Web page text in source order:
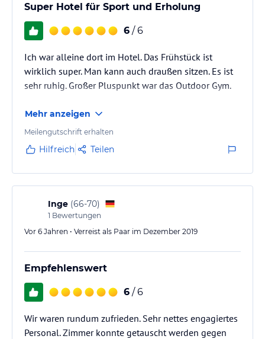
Super Hotel für Sport und Erholung
6 / 6
Ich war alleine dort im Hotel. Das Frühstück ist
wirklich super. Man kann auch draußen sitzen. Es ist
sehr ruhig. Großer Pluspunkt war das Outdoor Gym.
Mehr anzeigen
Meilengutschrift erhalten
Hilfreich Teilen
Inge (66-70)
1 Bewertungen
Vor 6 Jahren • Verreist als Paar im Dezember 2019
Empfehlenswert
6 / 6
Wir waren rundum zufrieden. Sehr nettes engagiertes
Personal. Zimmer konnte getauscht werden gegen